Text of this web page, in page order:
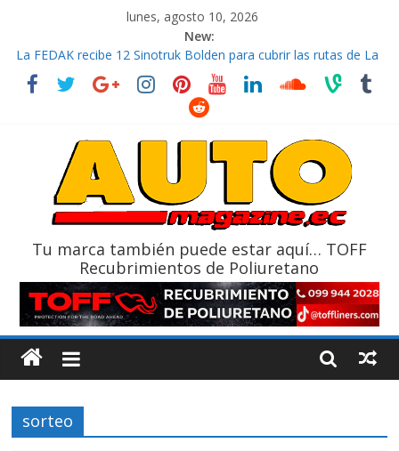
lunes, agosto 10, 2026
New:
La FEDAK recibe 12 Sinotruk Bolden para cubrir las rutas de La
Vuelta
El costo de tener un vehículo gana protagonismo a la hora de
¿Qué puede pasar con tu vehículo si permanece varios días sin
La Vuelta al Ecuador 2026, edición 47ª, recorre 7 provincias en 8
Tu marca también puede estar aquí… TOFF
Recubrimientos de Poliuretano
sorteo